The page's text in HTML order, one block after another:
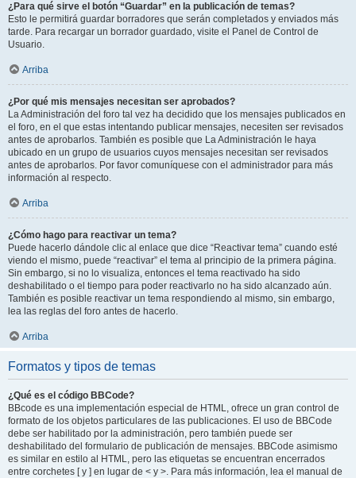
¿Para qué sirve el botón “Guardar” en la publicación de temas?
Esto le permitirá guardar borradores que serán completados y enviados más
tarde. Para recargar un borrador guardado, visite el Panel de Control de
Usuario.
Arriba
¿Por qué mis mensajes necesitan ser aprobados?
La Administración del foro tal vez ha decidido que los mensajes publicados en
el foro, en el que estas intentando publicar mensajes, necesiten ser revisados
antes de aprobarlos. También es posible que La Administración le haya
ubicado en un grupo de usuarios cuyos mensajes necesitan ser revisados
antes de aprobarlos. Por favor comuníquese con el administrador para más
información al respecto.
Arriba
¿Cómo hago para reactivar un tema?
Puede hacerlo dándole clic al enlace que dice “Reactivar tema” cuando esté
viendo el mismo, puede “reactivar” el tema al principio de la primera página.
Sin embargo, si no lo visualiza, entonces el tema reactivado ha sido
deshabilitado o el tiempo para poder reactivarlo no ha sido alcanzado aún.
También es posible reactivar un tema respondiendo al mismo, sin embargo,
lea las reglas del foro antes de hacerlo.
Arriba
Formatos y tipos de temas
¿Qué es el código BBCode?
BBcode es una implementación especial de HTML, ofrece un gran control de
formato de los objetos particulares de las publicaciones. El uso de BBCode
debe ser habilitado por la administración, pero también puede ser
deshabilitado del formulario de publicación de mensajes. BBCode asimismo
es similar en estilo al HTML, pero las etiquetas se encuentran encerrados
entre corchetes [ y ] en lugar de < y >. Para más información, lea el manual de